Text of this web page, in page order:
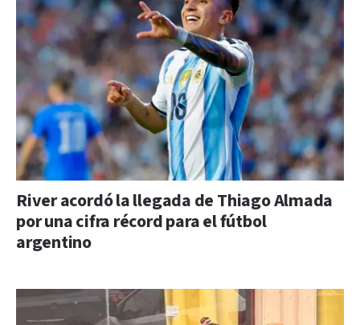
River acordó la llegada de Thiago Almada
por una cifra récord para el fútbol
argentino